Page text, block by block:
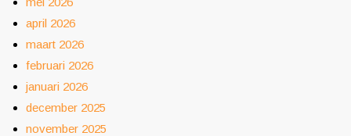
april 2026
maart 2026
februari 2026
januari 2026
december 2025
november 2025